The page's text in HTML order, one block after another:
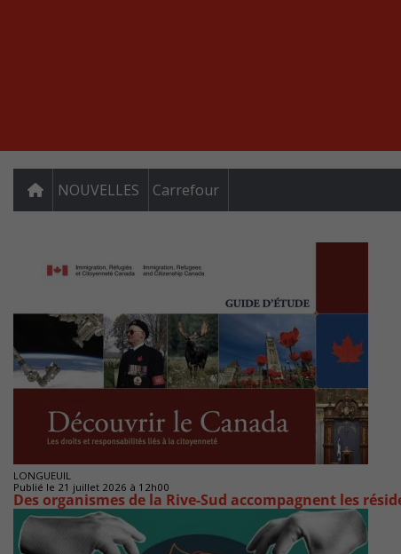
NOUVELLES Carrefour
LONGUEUIL
Publié le 21 juillet 2026 à 12h00
Des organismes de la Rive-Sud accompagnent les